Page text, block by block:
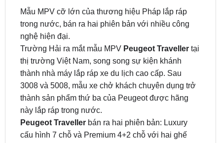
nghệ hiện đại.
Trường Hải ra mắt mẫu MPVPeugeot Travellertại
thị trường Việt Nam, song song sự kiện khánh
thành nhà máy lắp ráp xe du lịch cao cấp. Sau
3008 và 5008, mẫu xe chở khách chuyên dụng trở
thành sản phẩm thứ ba của Peugeot được hãng
này lắp ráp trong nước.
Peugeot Travellerbán ra hai phiên bản: Luxury
cấu hình 7 chỗ và Premium 4+2 chỗ với hai ghế
giữa hạng thương gia. Xe sở hữu chiều dài cơ sở
3.275 mm, khoảng sáng gầm xe 170 mm.